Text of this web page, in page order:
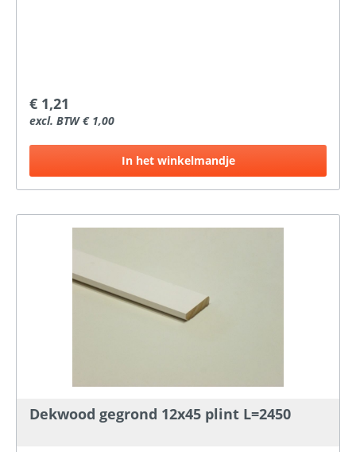
€ 1,21
excl. BTW € 1,00
In het winkelmandje
Dekwood gegrond 12x45 plint L=2450